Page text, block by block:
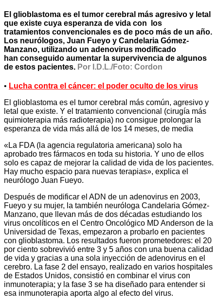
El glioblastoma es el tumor cerebral más agresivo y letal
que existe cuya esperanza de vida con los
tratamientos convencionales es de poco más de un año.
Los neurólogos, Juan Fueyo y Candelaria Gómez-
Manzano, utilizando un adenovirus modificado
han conseguido aumentar la supervivencia de algunos
de estos pacientes. Por I.D.L./Foto: Cordon
• Lucha contra el cáncer: el poder oculto de los virus
El glioblastoma es el tumor cerebral más común, agresivo y
letal que existe. Y el tratamiento convencional (cirugía más
quimioterapia más radioterapia) no consigue prolongar la
esperanza de vida más allá de los 14 meses, de media
«La FDA (la agencia regulatoria americana) solo ha
aprobado tres fármacos en toda su historia. Y uno de ellos
solo es capaz de mejorar la calidad de vida de los pacientes.
Hay mucho espacio para nuevas terapias», explica el
neurólogo Juan Fueyo.
Después de modificar el ADN de un adenovirus en 2003,
Fueyo y su mujer, la también neuróloga Candelaria Gómez-
Manzano, que llevan más de dos décadas estudiando los
virus oncolíticos en el Centro Oncológico MD Anderson de la
Universidad de Texas, empezaron a probarlo en pacientes
con glioblastoma. Los resultados fueron prometedores: el 20
por ciento sobrevivió entre 3 y 5 años con una buena calidad
de vida y gracias a una sola inyección de adenovirus en el
cerebro. La fase 2 del ensayo, realizado en varios hospitales
de Estados Unidos, consistió en combinar el virus con
inmunoterapia; y la fase 3 se ha diseñado para entender si
esa inmunoterapia aporta algo al efecto del virus.